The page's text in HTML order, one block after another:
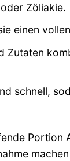
Zöliakie.
einen
Zutaten
schnell,
Portion